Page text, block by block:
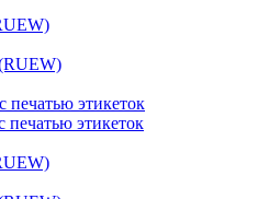
печатью этикеток
печатью этикеток